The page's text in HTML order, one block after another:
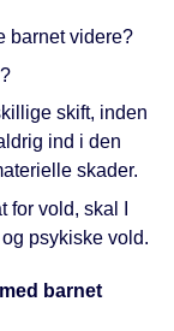
barnet videre?
skift, inden
ind i den
skader.
vold, skal I
psykiske vold.
barnet